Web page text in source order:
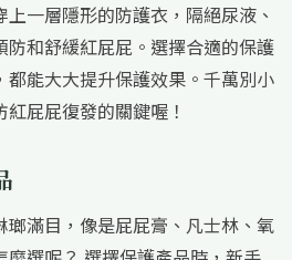
一層隱形的防護衣，隔絕尿液、
和舒緩紅屁屁。選擇合適的保護
都能大大提升保護效果。千萬別小
屁屁復發的關鍵喔！
滿目，像是屁屁膏、凡士林、氧